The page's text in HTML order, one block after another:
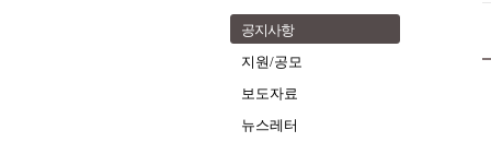
공지사항
지원/공모
보도자료
뉴스레터